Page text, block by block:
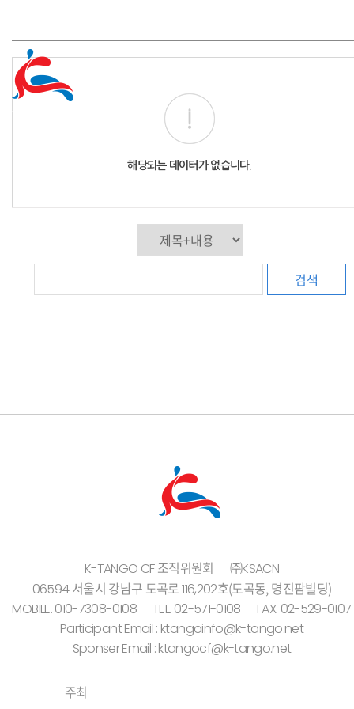
해당되는 데이터가 없습니다.
검색
K-TANGO CF조직위원회
㈜KSACN
06594서울시 강남구 도곡로116,202호(도곡동, 명진팜빌딩)
MOBILE. 010-7308-0108 TEL. 02-571-0108
FAX. 02-529-0107
Participant Email : ktangoinfo@k-tango.net
Sponser Email : ktangocf@k-tango.net
주최